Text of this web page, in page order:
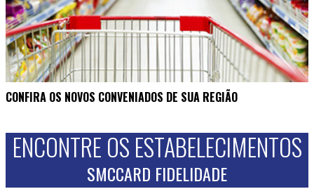
CONFIRA OS NOVOS CONVENIADOS DE SUA REGIÃO
ENCONTRE OS ESTABELECIMENTOS
SMCCARD FIDELIDADE